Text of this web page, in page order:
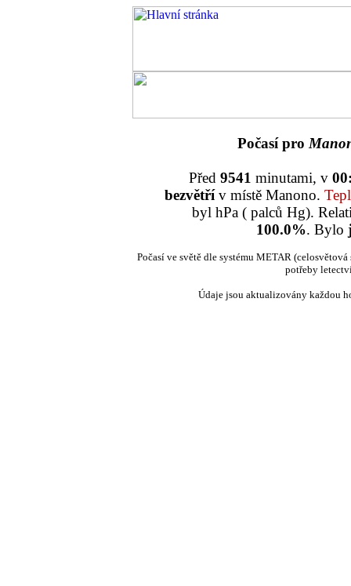
Počasí pro
Před 9541 minutami, v
bezvětřív místě Manono.
byl hPa ( palců Hg).
100.0%. Bylo
Počasí ve světě dle systému METAR
potřeby
Údaje jsou aktualizovány každou